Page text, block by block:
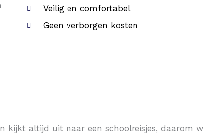
Veilig en comfortabel
Geen verborgen kosten
kijkt altijd uit naar een schoolreisjes, daarom